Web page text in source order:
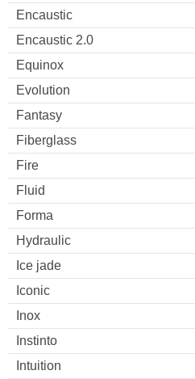
Encaustic
Encaustic 2.0
Equinox
Evolution
Fantasy
Fiberglass
Fire
Fluid
Forma
Hydraulic
Ice jade
Iconic
Inox
Instinto
Intuition